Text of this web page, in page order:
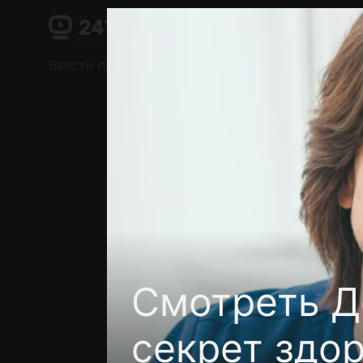
Смотреть
секрет
Поддержка:support@24h.tv